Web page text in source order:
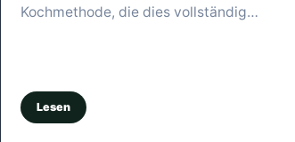
Kochmethode, die dies vollständig…
Lesen